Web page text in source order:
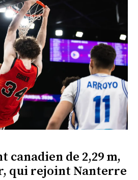
canadien de 2,29 m,
qui rejoint Nanterre